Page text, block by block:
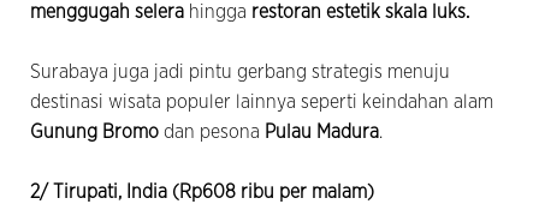
menggugah selera hingga restoran estetik skala luks.
Surabaya juga jadi pintu gerbang strategis menuju
destinasi wisata populer lainnya seperti keindahan alam
Gunung Bromo dan pesona Pulau Madura.
2/ Tirupati, India (Rp608 ribu per malam)